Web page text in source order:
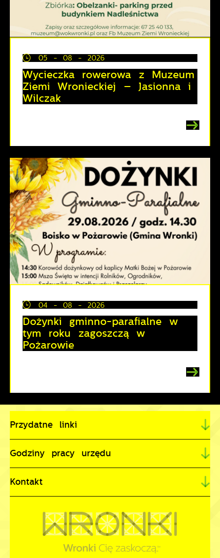
05 - 08 - 2026
Wycieczka rowerowa z Muzeum
Ziemi Wronieckiej – Jasionna i
Wilczak
04 - 08 - 2026
Dożynki gminno-parafialne w
tym roku zagoszczą w
Pożarowie
Przydatne linki
Godziny pracy urzędu
Kontakt